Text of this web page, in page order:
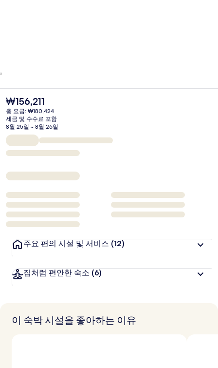
현
재
가
격
은
₩156,211
₩156,211
총 요금: ₩180,424
세금 및 수수료 포함
8월 25일 ~ 8월 26일
주요 편의 시설 및 서비스 (12)
집처럼 편안한 숙소 (6)
이 숙박 시설을 좋아하는 이유